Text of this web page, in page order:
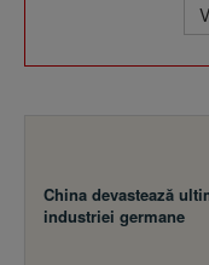
China devastează
industriei germane